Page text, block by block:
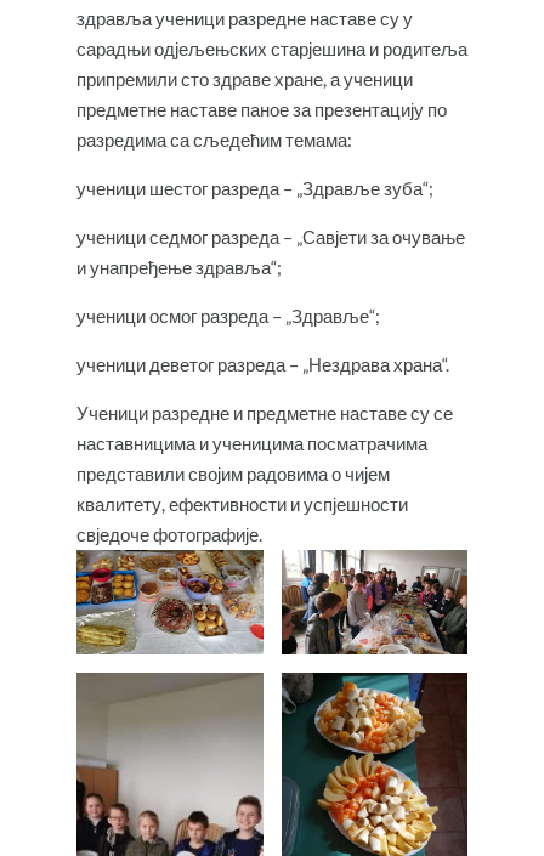
здравља ученици разредне наставе су у
сарадњи одјељењских старјешина и родитеља
припремили сто здраве хране, а ученици
предметне наставе паное за презентацију по
разредима са сљедећим темама:
ученици шестог разреда – „Здравље зуба“;
ученици седмог разреда – „Савјети за очување
и унапређење здравља“;
ученици осмог разреда – „Здравље“;
ученици деветог разреда – „Нездрава храна“.
Ученици разредне и предметне наставе су се
наставницима и ученицима посматрачима
представили својим радовима о чијем
квалитету, ефективности и успјешности
свједоче фотографије.